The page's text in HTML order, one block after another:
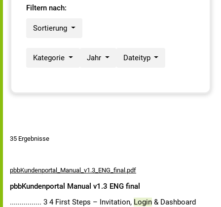
Filtern nach:
Sortierung
Kategorie Jahr Dateityp
35 Ergebnisse
pbbKundenportal_Manual_v1.3_ENG_final.pdf
pbbKundenportal Manual v1.3 ENG final
................ 3 4 First Steps – Invitation, Login & Dashboard